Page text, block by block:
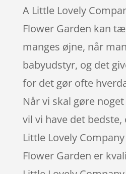
A Little Lovely
Flower Garden kan
manges øjne, når
babyudstyr, og det
for det gør ofte
Når vi skal gøre
vil vi have det
Little Lovely
Flower Garden er